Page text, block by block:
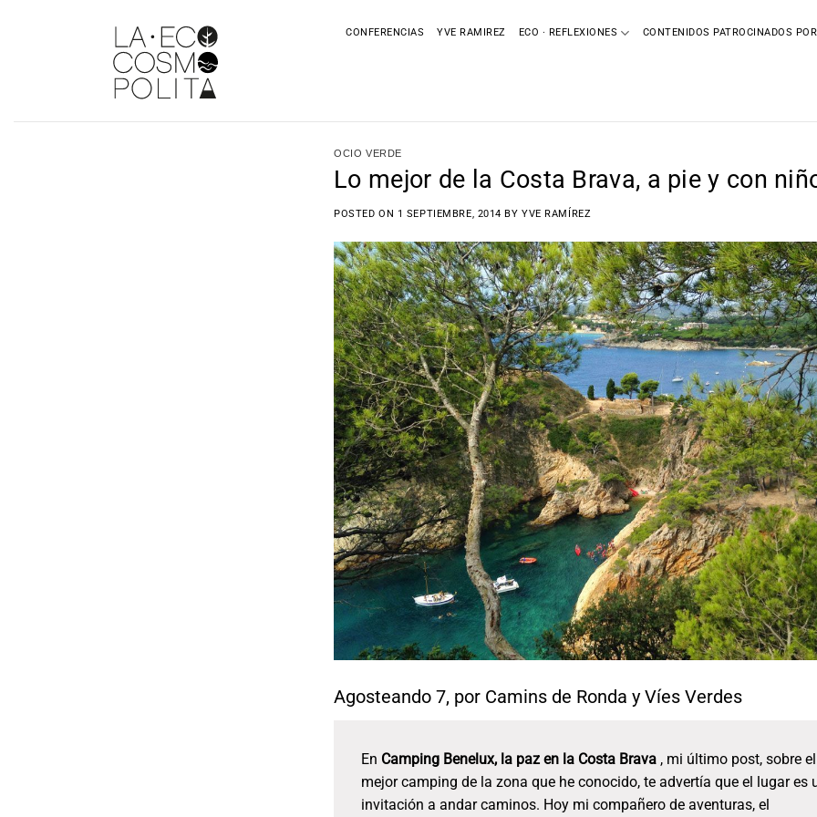
CONFERENCIAS YVE RAMIREZ ECO · REFLEXIONES CONTENIDOS PATROCINADOS
OCIO VERDE
Lo mejor de la Costa Brava, a pie y con
POSTED ON 1 SEPTIEMBRE, 2014 BYYVE RAMÍREZ
Agosteando 7, por Camins de Ronda y Víes Verdes
En Camping Benelux, la paz en la Costa Brava , mi último post, sobre el
mejor camping de la zona que he conocido, te advertía que el lugar es
invitación a andar caminos. Hoy mi compañero de aventuras, el